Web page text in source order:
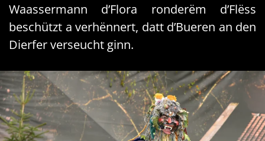
Waassermann d’Flora ronderëm d’Flëss
beschützt a verhënnert, datt d’Bueren an den
Dierfer verseucht ginn.